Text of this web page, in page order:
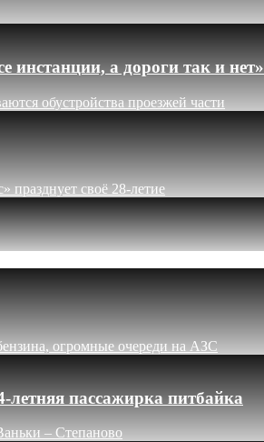
а дороги так и нет»
обустройства проезжей части
празднует своё 28-летие
огромные очереди на АЗС
пассажирка питбайка
– Степаново